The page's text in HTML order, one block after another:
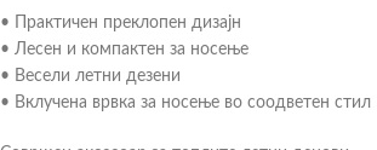
• Практичен преклопен дизајн
• Лесен и компактен за носење
• Весели летни дезени
• Вклучена врвка за носење во соодветен стил